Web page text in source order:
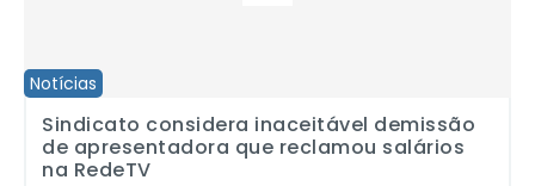
Notícias
Sindicato considera inaceitável demissão
de apresentadora que reclamou salários
na RedeTV